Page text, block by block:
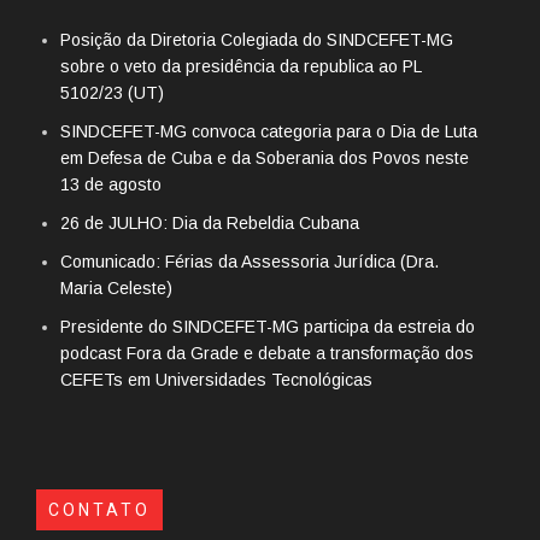
Posição da Diretoria Colegiada do SINDCEFET-MG
sobre o veto da presidência da republica ao PL
5102/23 (UT)
SINDCEFET-MG convoca categoria para o Dia de Luta
em Defesa de Cuba e da Soberania dos Povos neste
13 de agosto
26 de JULHO: Dia da Rebeldia Cubana
Comunicado: Férias da Assessoria Jurídica (Dra.
Maria Celeste)
Presidente do SINDCEFET-MG participa da estreia do
podcast Fora da Grade e debate a transformação dos
CEFETs em Universidades Tecnológicas
CONTATO